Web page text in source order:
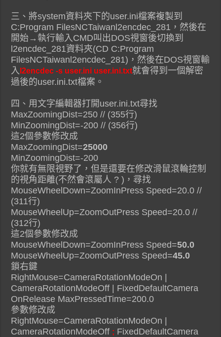
三、將system資料夾下的user.ini檔案複製到
C:Program FilesNCTaiwanl2encdec_281，然後在
開始→執行輸入CMD叫出DOS視窗後切換到
l2encdec_281資料夾(CD C:Program
FilesNCTaiwanl2encdec_281)，然後在DOS視窗輸
入 l2encdec -s user.ini user.ini.txt就會得到一個解密
過後的user.ini.txt檔案。
四、用文字編輯器打開user.ini.txt尋找
MaxZoomingDist=250 // (355行)
MinZoomingDist=-200 // (356行)
這2個參數修改成
MaxZoomingDist=25000
MinZoomingDist=-200
你就有無限視野了，但是還要在修改滑鼠滾輪控制
的視角距離(不然會滾屬人 ? )，尋找
MouseWheelDown=ZoomInPress Speed=20.0 //
(311行)
MouseWheelUp=ZoomOutPress Speed=20.0 //
(312行)
這2個參數修改成
MouseWheelDown=ZoomInPress Speed=50.0
MouseWheelUp=ZoomOutPress Speed=45.0
鎖右鍵
RightMouse=CameraRotationModeOn |
CameraRotationModeOff | FixedDefaultCamera
OnRelease MaxPressedTime=200.0
參數修改成
RightMouse=CameraRotationModeOn |
CameraRotationModeOff ; FixedDefaultCamera